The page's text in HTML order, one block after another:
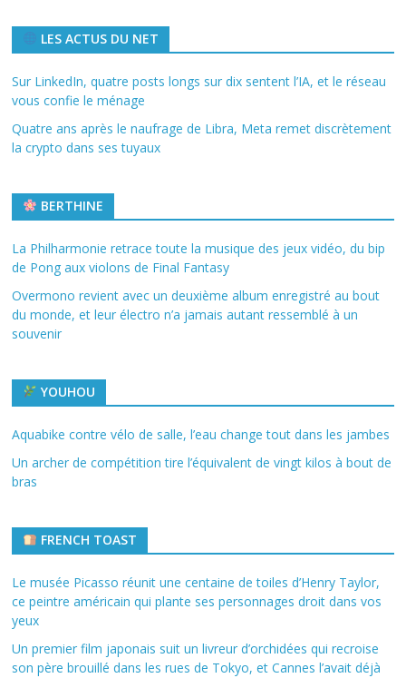
LES ACTUS DU NET
Sur LinkedIn, quatre posts longs sur dix sentent l’IA, et le réseau
vous confie le ménage
Quatre ans après le naufrage de Libra, Meta remet discrètement
la crypto dans ses tuyaux
BERTHINE
La Philharmonie retrace toute la musique des jeux vidéo, du bip
de Pong aux violons de Final Fantasy
Overmono revient avec un deuxième album enregistré au bout
du monde, et leur électro n’a jamais autant ressemblé à un
souvenir
YOUHOU
Aquabike contre vélo de salle, l’eau change tout dans les jambes
Un archer de compétition tire l’équivalent de vingt kilos à bout de
bras
FRENCH TOAST
Le musée Picasso réunit une centaine de toiles d’Henry Taylor,
ce peintre américain qui plante ses personnages droit dans vos
yeux
Un premier film japonais suit un livreur d’orchidées qui recroise
son père brouillé dans les rues de Tokyo, et Cannes l’avait déjà